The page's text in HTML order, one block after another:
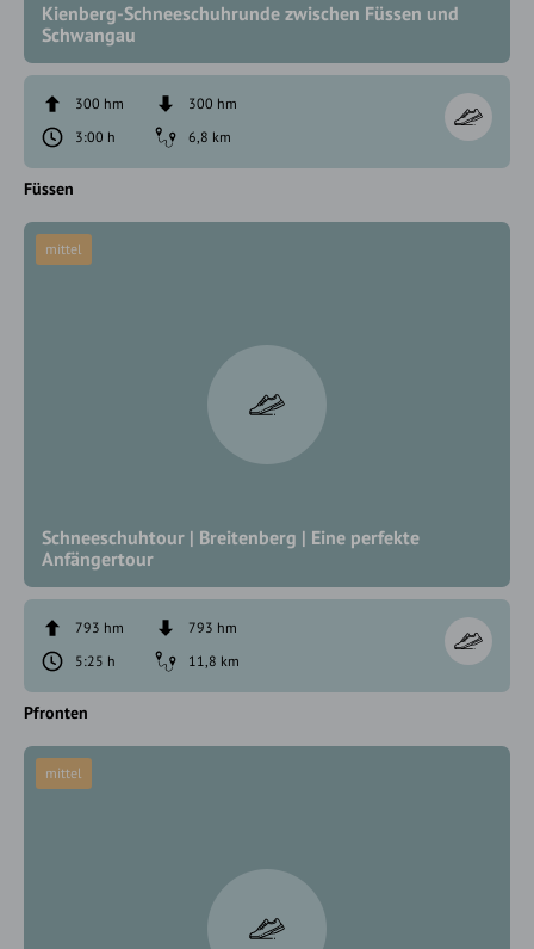
Kienberg-Schneeschuhrunde zwischen Füssen und
Schwangau
300 hm
300 hm
3:00 h
6,8 km
Füssen
Schneeschuhtour | Breitenberg | Eine perfekte
Anfängertour
mittel
793 hm
793 hm
5:25 h
11,8 km
Pfronten
mittel